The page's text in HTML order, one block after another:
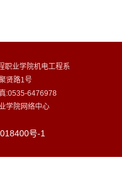
职业学院机电工程系
贤路1号
:0535-6476978
学院网络中心
号-1